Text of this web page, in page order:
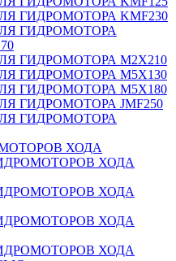
ГИДРОМОТОРА KMF230
ГИДРОМОТОРА
ГИДРОМОТОРА M2X210
ГИДРОМОТОРА M5X130
ГИДРОМОТОРА M5X180
ГИДРОМОТОРА JMF250
ГИДРОМОТОРА
ХОДА
ХОДА
ХОДА
ХОДА
ХОДА